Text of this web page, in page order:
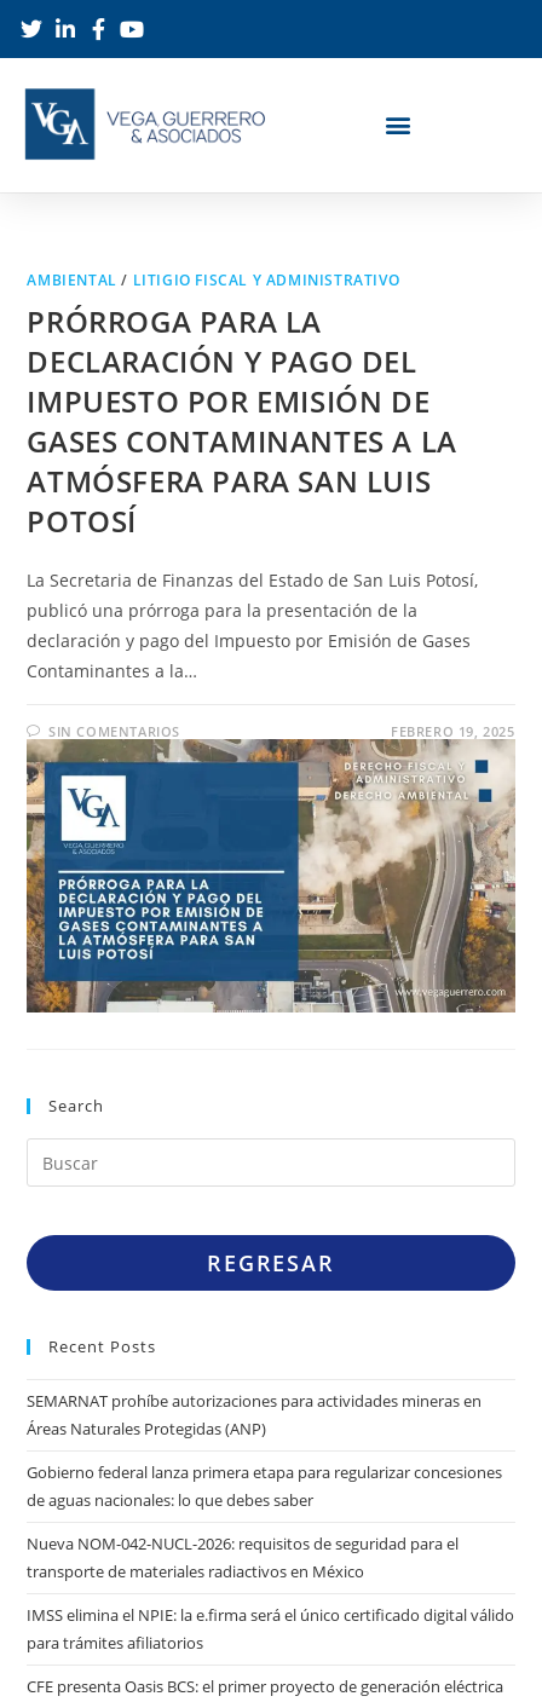
AMBIENTAL / LITIGIO FISCAL Y ADMINISTRATIVO
PRÓRROGA PARA LA
DECLARACIÓN Y PAGO DEL
IMPUESTO POR EMISIÓN DE
GASES CONTAMINANTES A LA
ATMÓSFERA PARA SAN LUIS
POTOSÍ
La Secretaria de Finanzas del Estado de San Luis Potosí,
publicó una prórroga para la presentación de la
declaración y pago del Impuesto por Emisión de Gases
Contaminantes a la…
SIN COMENTARIOS FEBRERO 19, 2025
Search
REGRESAR
Recent Posts
SEMARNAT prohíbe autorizaciones para actividades mineras en
Áreas Naturales Protegidas (ANP)
Gobierno federal lanza primera etapa para regularizar concesiones
de aguas nacionales: lo que debes saber
Nueva NOM-042-NUCL-2026: requisitos de seguridad para el
transporte de materiales radiactivos en México
IMSS elimina el NPIE: la e.firma será el único certificado digital válido
para trámites afiliatorios
CFE presenta Oasis BCS: el primer proyecto de generación eléctrica